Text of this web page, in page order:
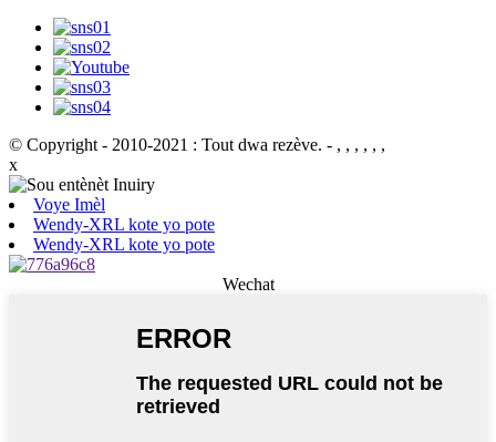
© Copyright - 2010-2021 : Tout dwa rezève. - , , , , , ,
x
Voye Imèl
Wendy-XRL kote yo pote
Wendy-XRL kote yo pote
Wechat